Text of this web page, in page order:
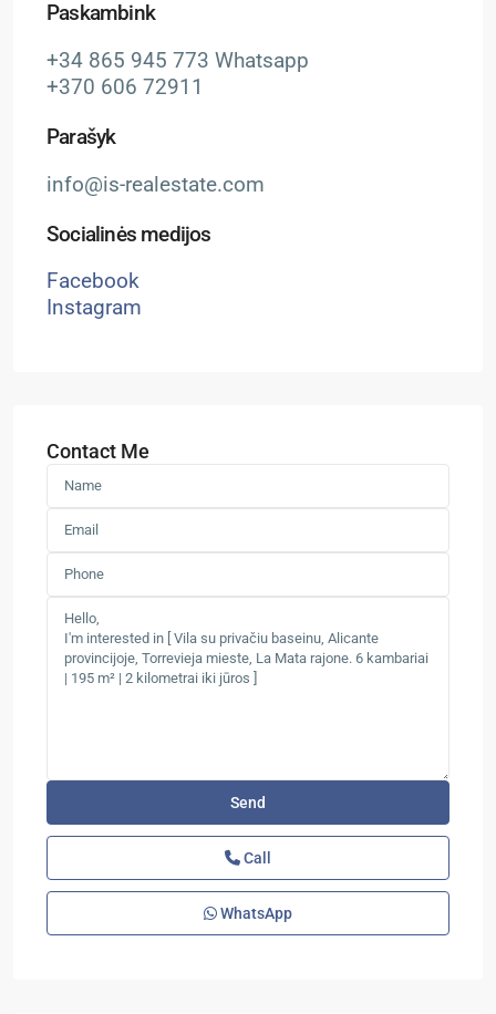
Paskambink
+34 865 945 773 Whatsapp
+370 606 72911
Parašyk
info@is-realestate.com
Socialinės medijos
Facebook
Instagram
Contact Me
Call
WhatsApp